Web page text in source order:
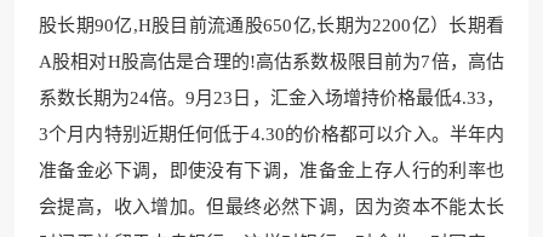
股长期90亿,H股目前流通股650亿,长期为2200亿）长期看
A股相对H股高估是合理的!高估系数极限目前为7倍，高估
系数长期为24倍。9月23日，汇金入场增持价格最低4.33，
3个月内特别近期任何低于4.30的价格都可以介入。半年内
准备金必下调，即使没有下调，准备金上存人行的利率也
会提高，收入增加。但最终必然下调，因为资本不能太长